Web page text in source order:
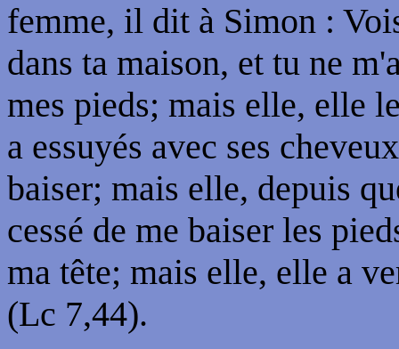
femme, il dit à Simon :
dans ta maison, et tu ne
mes pieds; mais elle, elle
a essuyés avec ses
baiser; mais elle, depuis
cessé de me baiser les
ma tête; mais elle, elle a
(Lc 7,44).